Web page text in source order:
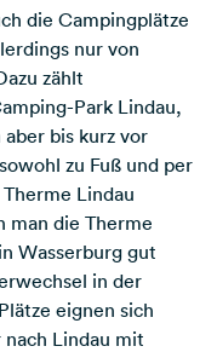
die Campingplätze
nur von
zählt
Park Lindau,
bis kurz vor
zu Fuß und per
Lindau
man die Therme
in Wasserburg gut
in der
eignen sich
Lindau mit